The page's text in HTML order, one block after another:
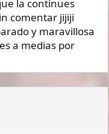
la continues
comentar jijiji
y maravillosa
a medias por